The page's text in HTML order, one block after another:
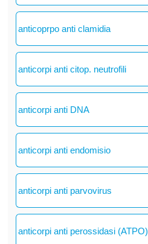
anticoprpo anti clamidia
anticorpi anti citop. neutrofili
anticorpi anti DNA
anticorpi anti endomisio
anticorpi anti parvovirus
anticorpi anti perossidasi (ATPO)